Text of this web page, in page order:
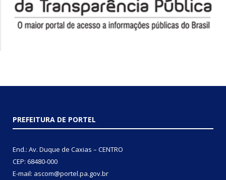
PREFEITURA DE PORTEL
End.: Av. Duque de Caxias – CENTRO
CEP: 68480-000
E-mail: ascom@portel.pa.gov.br